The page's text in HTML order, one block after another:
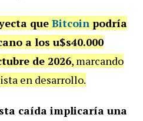
que Bitcoin podría
a los u$s40.000
de 2026, marcando
en desarrollo.
caída implicaría una